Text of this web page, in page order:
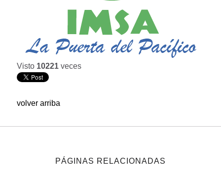
Visto 10221 veces
volver arriba
PÁGINAS RELACIONADAS